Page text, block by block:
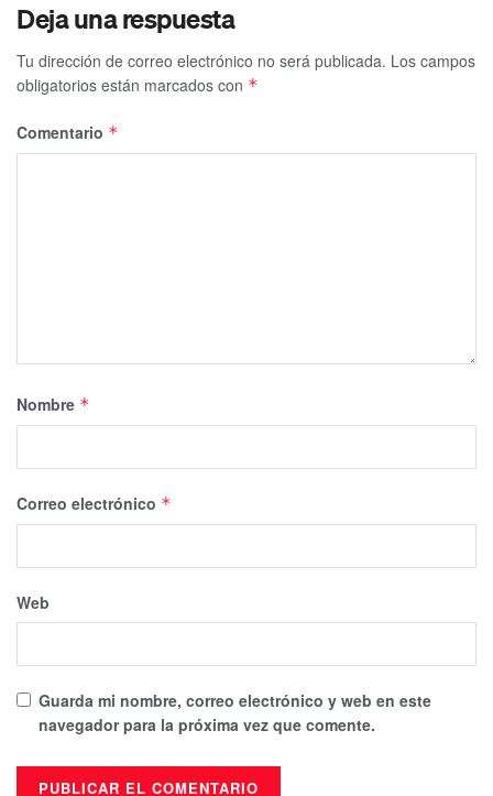
Deja una respuesta
Tu dirección de correo electrónico no será publicada. Los campos
obligatorios están marcados con *
Comentario *
Nombre *
Correo electrónico *
Web
Guarda mi nombre, correo electrónico y web en este
navegador para la próxima vez que comente.